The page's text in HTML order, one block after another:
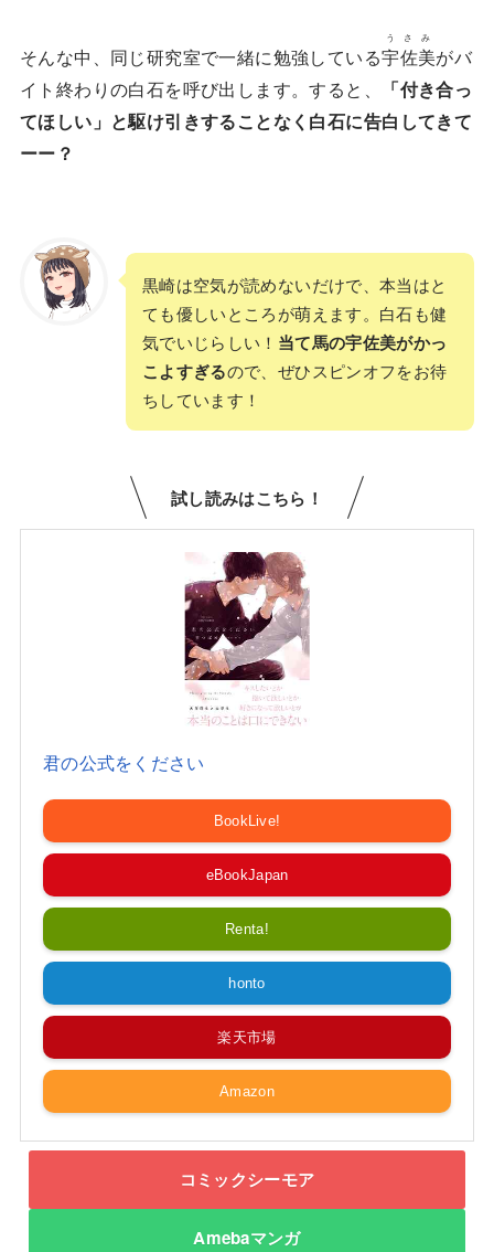
そんな中、同じ研究室で一緒に勉強している宇佐美
うさみ
がバ
イト終わりの白石を呼び出します。すると、
「付き合っ
てほしい」と駆け引きすることなく白石に告白してきて
ーー？
黒崎は空気が読めないだけで、本当はと
ても優しいところが萌えます。白石も健
気でいじらしい！ 当て馬の宇佐美がかっ
こよすぎるので、ぜひスピンオフをお待
ちしています！
試し読みはこちら！
君の公式をください
BookLive!
eBookJapan
Renta!
honto
楽天市場
Amazon
コミックシーモア
Amebaマンガ